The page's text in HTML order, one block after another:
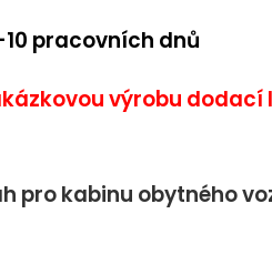
pracovních dnů
výrobu dodací
pro kabinu obytného